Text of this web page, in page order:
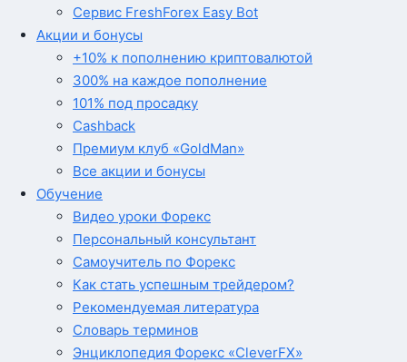
Сервис FreshForex Easy Bot
Акции и бонусы
+10% к пополнению криптовалютой
300% на каждое пополнение
101% под просадку
Cashback
Премиум клуб «GoldMan»
Все акции и бонусы
Обучение
Видео уроки Форекс
Персональный консультант
Самоучитель по Форекс
Как стать успешным трейдером?
Рекомендуемая литература
Словарь терминов
Энциклопедия Форекс «CleverFX»